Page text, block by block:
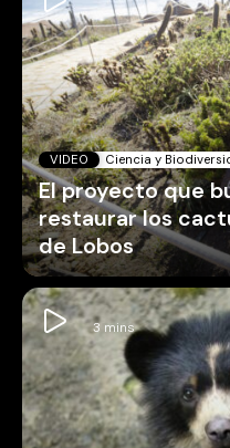
VIDEO Ciencia y
El proyecto que
restaurar los
de Lobos